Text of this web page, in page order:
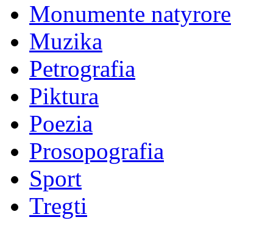
Monumente natyrore
Muzika
Petrografia
Piktura
Poezia
Prosopografia
Sport
Tregti